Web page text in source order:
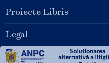
Proiecte Libris
Legal